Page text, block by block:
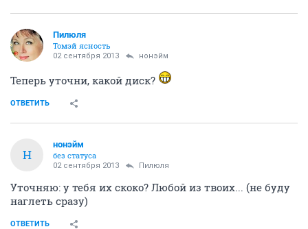
Пилюля
Томэй ясность
02 сентября 2013 нонэйм
Теперь уточни, какой диск?
ОТВЕТИТЬ
Н
нонэйм
без статуса
02 сентября 2013 Пилюля
Уточняю: у тебя их скоко? Любой из твоих... (не буду
наглеть сразу)
ОТВЕТИТЬ